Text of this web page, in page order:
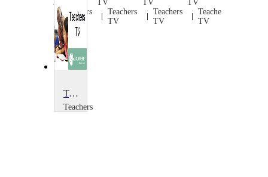
TV
Teachers
TV
TV
Teachers
TV
TV
Teachers
TV
TV
Teachers
TV
Teaching E-safety
Teachers